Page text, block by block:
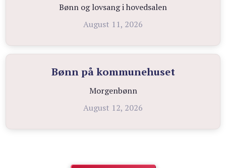
Bønn og lovsang i hovedsalen
August 11, 2026
Bønn på kommunehuset
Morgenbønn
August 12, 2026